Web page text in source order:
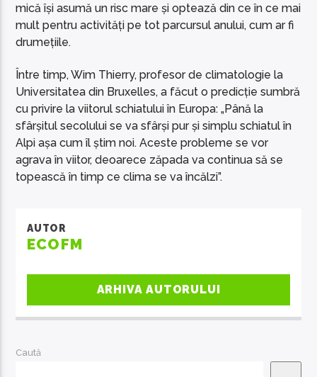
mică își asumă un risc mare și optează din ce în ce mai
mult pentru activități pe tot parcursul anului, cum ar fi
drumețiile.
Între timp, Wim Thierry, profesor de climatologie la
Universitatea din Bruxelles, a făcut o predicție sumbră
cu privire la viitorul schiatului în Europa: „Până la
sfârșitul secolului se va sfârși pur și simplu schiatul în
Alpi așa cum îl știm noi. Aceste probleme se vor
agrava în viitor, deoarece zăpada va continua să se
topească în timp ce clima se va încălzi”.
AUTOR
ECOFM
ARHIVA AUTORULUI
Caută